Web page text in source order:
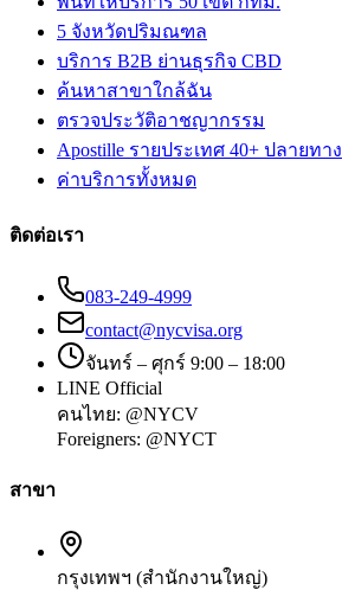
5 จังหวัดปริมณฑล
บริการ B2B ย่านธุรกิจ CBD
ค้นหาสาขาใกล้ฉัน
ตรวจประวัติอาชญากรรม
Apostille รายประเทศ 40+ ปลายทาง
ค่าบริการทั้งหมด
ติดต่อเรา
083-249-4999
contact@nycvisa.org
จันทร์ – ศุกร์ 9:00 – 18:00
LINE Official
คนไทย: @NYCV
Foreigners: @NYCT
สาขา
กรุงเทพฯ (สำนักงานใหญ่)